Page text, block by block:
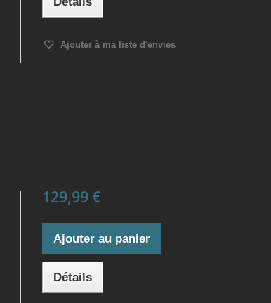
Ajouter à ma liste d'envies
129,99 €
Ajouter au panier
Détails